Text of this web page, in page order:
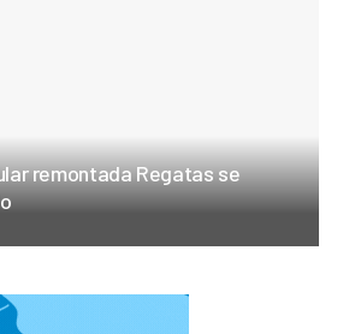
remontada Regatas se